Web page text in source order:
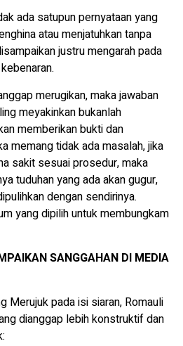
ada satupun pernyataan yang
atau menjatuhkan tanpa
justru mengarah pada
merugikan, maka jawaban
meyakinkan bukanlah
memberikan bukti dan
memang tidak ada masalah, jika
sakit sesuai prosedur, maka
tuduhan yang ada akan gugur,
dengan sendirinya.
yang dipilih untuk membungkam
SANGGAHAN DI MEDIA
Merujuk pada isi siaran, Romauli
dianggap lebih konstruktif dan